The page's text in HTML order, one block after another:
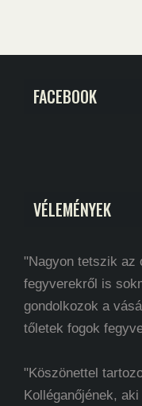
FACEBOOK
VÉLEMÉNYEK
"Nagyon tetszik az
fegyverekről is
gondolkozok a
tőletek fogok
"Köszönettel
Kolléganőjének,